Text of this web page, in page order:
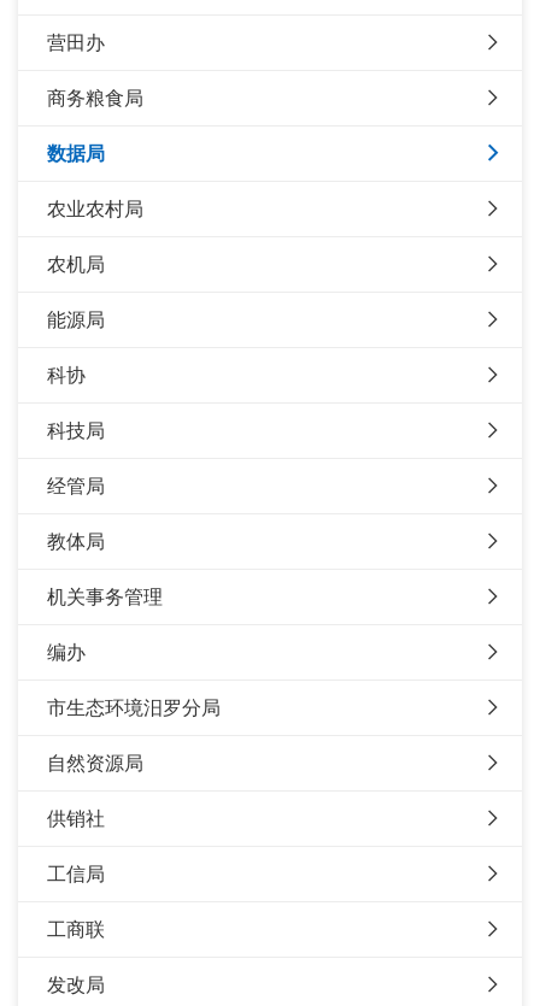
营田办
商务粮食局
数据局
农业农村局
农机局
能源局
科协
科技局
经管局
教体局
机关事务管理
编办
市生态环境汨罗分局
自然资源局
供销社
工信局
工商联
发改局